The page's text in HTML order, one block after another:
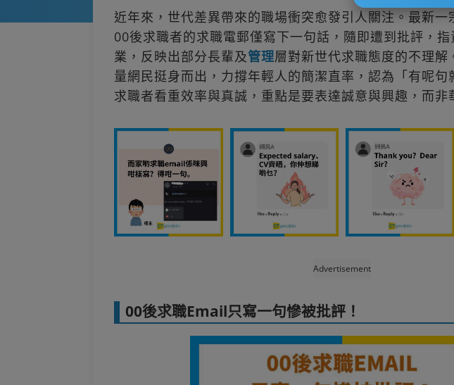
近年來，世代差異帶來的職場衝突愈發引人關注。最新一
00後求職者的求職電郵僅寫下一句話，隨即遭到批評，
業，反映出部分長輩及管理層對新世代求職態度的不理解
量網民挺身而出，力撐年輕人的簡潔直率，認為「有呢句
求職者看重效率與真誠，重點是要表達誠意與興趣，而非
Advertisement
00後求職Email只寫一句慘被批評！